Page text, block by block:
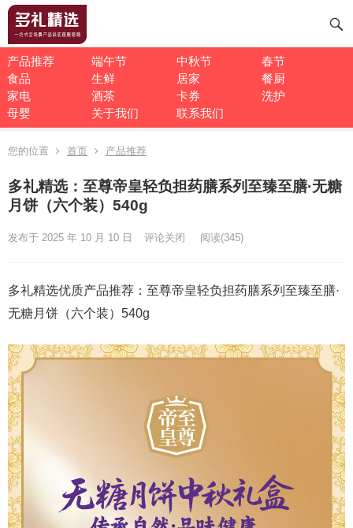
产品推荐 端午节 中秋节
春节
食品
生鲜 居家
餐厨
家电
酒茶 卡券
洗护
母婴
关于我们 联系我们
您的位置 首页 产品推荐
多礼精选：至尊帝皇轻负担药膳系列至臻至膳·无糖
月饼（六个装）540g
发布于 2025 年 10 月 10 日 评论关闭 阅读(345)
多礼精选优质产品推荐：至尊帝皇轻负担药膳系列至臻至膳·
无糖月饼（六个装）540g